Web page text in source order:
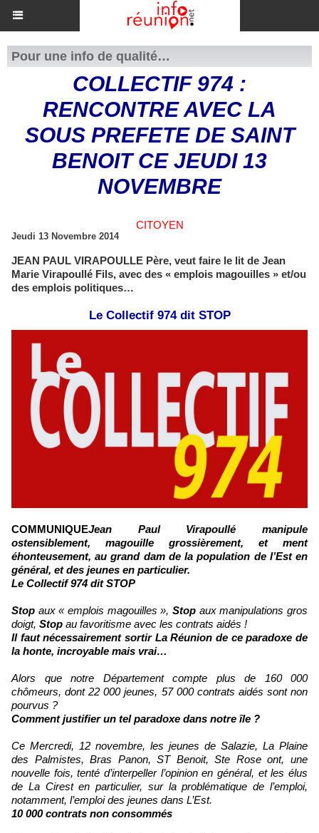
Pour une info de qualité…
COLLECTIF 974 :
RENCONTRE AVEC LA
SOUS PREFETE DE SAINT
BENOIT CE JEUDI 13
NOVEMBRE
CITOYEN
Jeudi 13 Novembre 2014
JEAN PAUL VIRAPOULLE Père, veut faire le lit de Jean
Marie Virapoullé Fils, avec des « emplois magouilles » et/ou
des emplois politiques…
Le Collectif 974 dit STOP
COMMUNIQUEJean Paul Virapoullé manipule
ostensiblement, magouille grossièrement, et ment
éhonteusement, au grand dam de la population de l’Est en
général, et des jeunes en particulier.
Le Collectif 974 dit STOP
Stop aux « emplois magouilles », Stop aux manipulations gros
doigt, Stop au favoritisme avec les contrats aidés !
Il faut nécessairement sortir La Réunion de ce paradoxe de
la honte, incroyable mais vrai…
Alors que notre Département compte plus de 160 000
chômeurs, dont 22 000 jeunes, 57 000 contrats aidés sont non
pourvus ?
Comment justifier un tel paradoxe dans notre île ?
Ce Mercredi, 12 novembre, les jeunes de Salazie, La Plaine
des Palmistes, Bras Panon, ST Benoit, Ste Rose ont, une
nouvelle fois, tenté d’interpeller l’opinion en général, et les élus
de La Cirest en particulier, sur la problématique de l’emploi,
notamment, l’emploi des jeunes dans L’Est.
10 000 contrats non consommés